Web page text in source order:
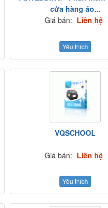
cửa hàng áo...
Giá bán: Liên hệ
Yêu thích
VQSCHOOL
Giá bán: Liên hệ
Yêu thích